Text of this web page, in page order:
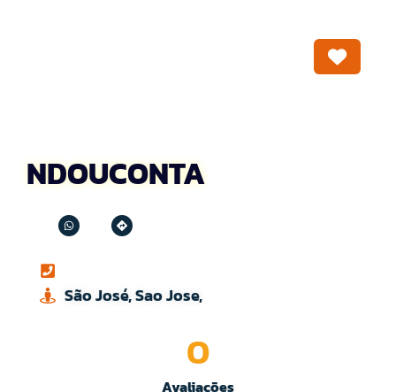
NDOUCONTA
São José, Sao Jose,
Avaliações
0